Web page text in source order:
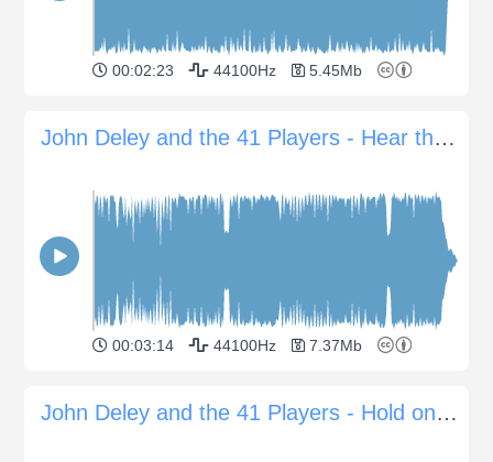
00:02:23 44100Hz 5.45Mb
John Deley and the 41 Players - Hear the Noise
00:03:14 44100Hz 7.37Mb
John Deley and the 41 Players - Hold on a Second